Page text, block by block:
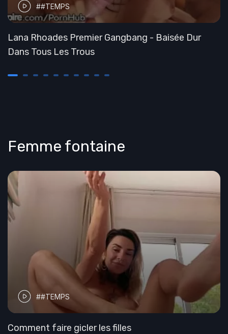
##TEMPS
Lana Rhoades Premier Gangbang - Baisée Dur
Dans Tous Les Trous
Femme fontaine
##TEMPS
Comment faire gicler les filles